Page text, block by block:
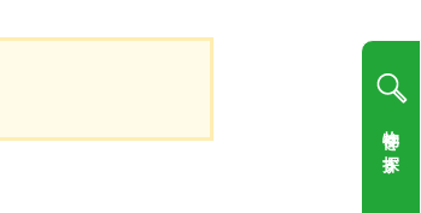
物件を探す